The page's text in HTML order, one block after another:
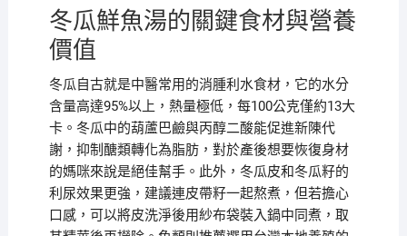
冬瓜鮮魚湯的關鍵食材與營養
價值
冬瓜自古就是中醫常用的消腫利水食材，它的水分
含量高達95%以上，熱量極低，每100公克僅約13大
卡。冬瓜中的葫蘆巴鹼與丙醇二酸能促進新陳代
謝，抑制醣類轉化為脂肪，對於產後想要恢復身材
的媽咪來說是絕佳幫手。此外，冬瓜皮和冬瓜籽的
利尿效果更強，建議連皮帶籽一起熬煮，但若擔心
口感，可以將皮洗淨後用紗布袋裝入鍋中同煮，取